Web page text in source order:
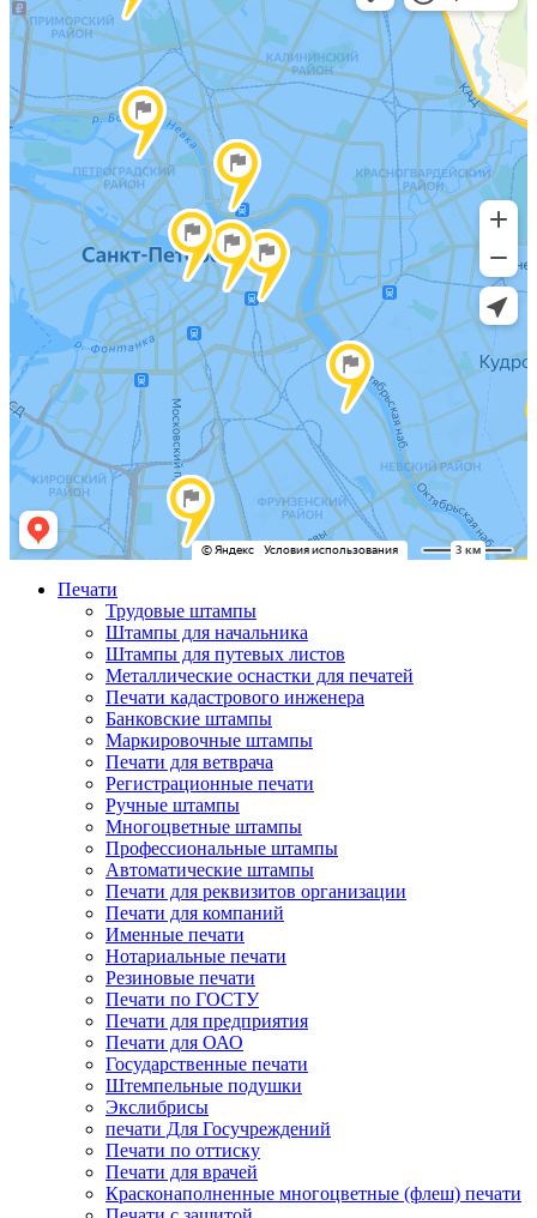
Печати
Трудовые штампы
Штампы для начальника
Штампы для путевых листов
Металлические оснастки для печатей
Печати кадастрового инженера
Банковские штампы
Маркировочные штампы
Печати для ветврача
Регистрационные печати
Ручные штампы
Многоцветные штампы
Профессиональные штампы
Автоматические штампы
Печати для реквизитов организации
Печати для компаний
Именные печати
Нотариальные печати
Резиновые печати
Печати по ГОСТУ
Печати для предприятия
Печати для ОАО
Государственные печати
Штемпельные подушки
Экслибрисы
печати Для Госучреждений
Печати по оттиску
Печати для врачей
Красконаполненные многоцветные (флеш) печати